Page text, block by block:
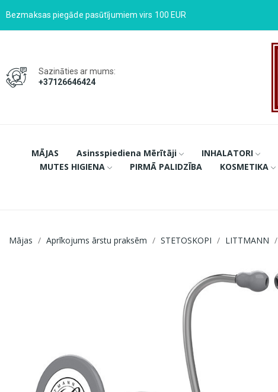
Bezmaksas piegāde pasūtījumiem virs 100 EUR
Sazināties ar mums:
+37126646424
MĀJAS Asinsspiediena Mērītāji INHALATORI
MUTES HIGIENA
PIRMĀ PALIDZĪBA KOSMETIKA
Mājas Aprīkojums ārstu praksēm STETOSKOPI LITTMANN